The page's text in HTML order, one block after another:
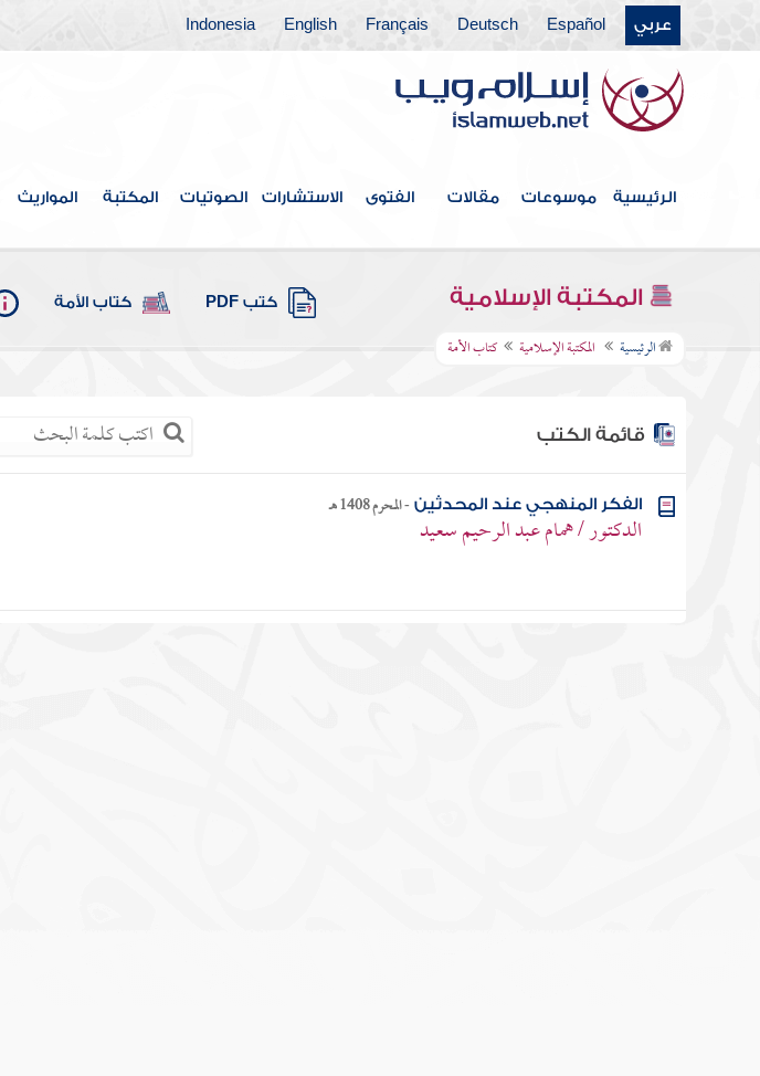
عربي Español
Deutsch
Français
English
Indonesia
الرئيسية موسوعات مقالات الفتوى الاستشارات الصوتيات المكتبة المواريث
المكتبة الإسلامية كتب PDF كتاب الأمة
الرئيسية المكتبة الإسلامية كتاب الأمة
قائمة الكتب
الفكر المنهجي عند المحدثين -المحرم 1408 هـ
الدكتور / همام عبد الرحيم سعيد